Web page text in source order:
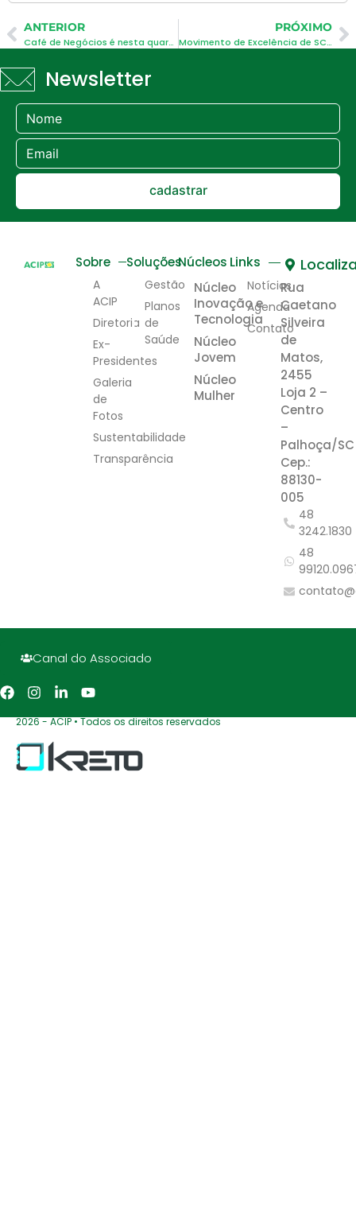
ANTERIOR
Café de Negócios é nesta quarta-feira (20.11)
PRÓXIMO
Movimento de Excelência de SC promove palestra na ACIP
Newsletter
cadastrar
Sobre
A
ACIP
Diretoria
Ex-
Presidentes
Galeria
de
Fotos
Sustentabilidade
Transparência
Soluções
Gestão
Planos
de
Saúde
Núcleos
Núcleo
Inovação e
Tecnologia
Núcleo
Jovem
Núcleo
Mulher
Links
Notícias
Agenda
Contato
Rua
Caetano
Silveira
de
Matos,
2455
Loja 2 –
Centro
–
Palhoça/SC
Cep.:
88130-
005
48
3242.1830
48
Canal do Associado
2026 - ACIP • Todos os direitos reservados